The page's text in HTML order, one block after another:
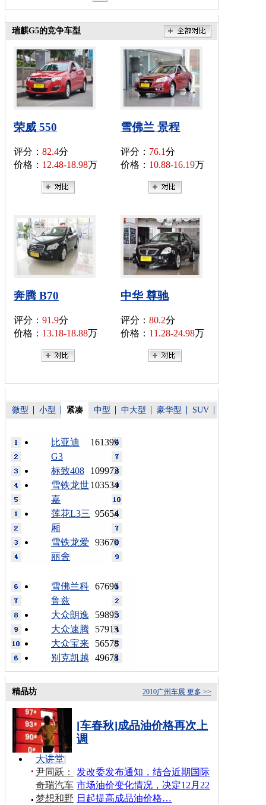
瑞麒G5的竞争车型
荣威 550
评分： 82.4分
价格： 12.48-18.98万
雪佛兰 景程
评分： 76.1分
价格： 10.88-16.19万
奔腾 B70
评分： 91.9分
价格： 13.18-18.88万
中华 尊驰
评分： 80.2分
价格： 11.28-24.98万
微型 小型 紧凑 中型 中大型 豪华型 SUV
161399
比亚迪
G3
109973
标致408
103534
雪铁龙世
嘉
95654
莲花L3三
厢
93670
雪铁龙爱
丽舍
67696
雪佛兰科
鲁兹
59895
大众朗逸
57915
大众速腾
56578
大众宝来
49678
别克凯越
更多 >>
2010广州车展
精品坊
[车春秋]成品油价格再次上
调
发改委发布通知，结合近期国际
市场油价变化情况，决定12月22
日起提高成品油价格…
大讲堂|
尹同跃：
奇瑞汽车
梦想和野